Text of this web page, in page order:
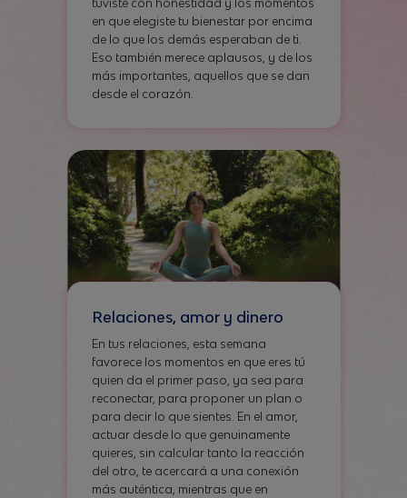
tuviste con honestidad y los momentos
en que elegiste tu bienestar por encima
de lo que los demás esperaban de ti.
Eso también merece aplausos, y de los
más importantes, aquellos que se dan
desde el corazón.
Relaciones, amor y dinero
En tus relaciones, esta semana
favorece los momentos en que eres tú
quien da el primer paso, ya sea para
reconectar, para proponer un plan o
para decir lo que sientes. En el amor,
actuar desde lo que genuinamente
quieres, sin calcular tanto la reacción
del otro, te acercará a una conexión
más auténtica, mientras que en